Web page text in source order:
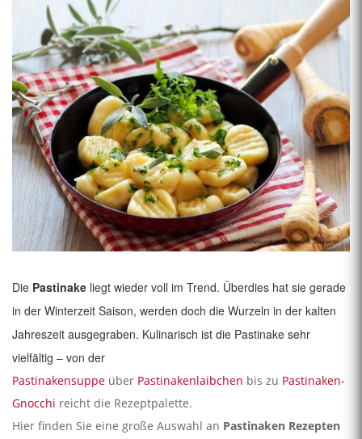
Die Pastinake liegt wieder voll im Trend. Überdies hat sie gerade
in der Winterzeit Saison, werden doch die Wurzeln in der kalten
Jahreszeit ausgegraben. Kulinarisch ist die Pastinake sehr
vielfältig – von der
Pastinakensuppe über Pastinakenlaibchen bis zu Pastinaken-
Gnocchi reicht die Rezeptpalette.
Hier finden Sie eine große Auswahl an Pastinaken Rezepten